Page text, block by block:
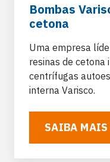
Bombas
cetona
Uma empresa
resinas de
centrífugas
interna Varisco.
SAIBA MAIS